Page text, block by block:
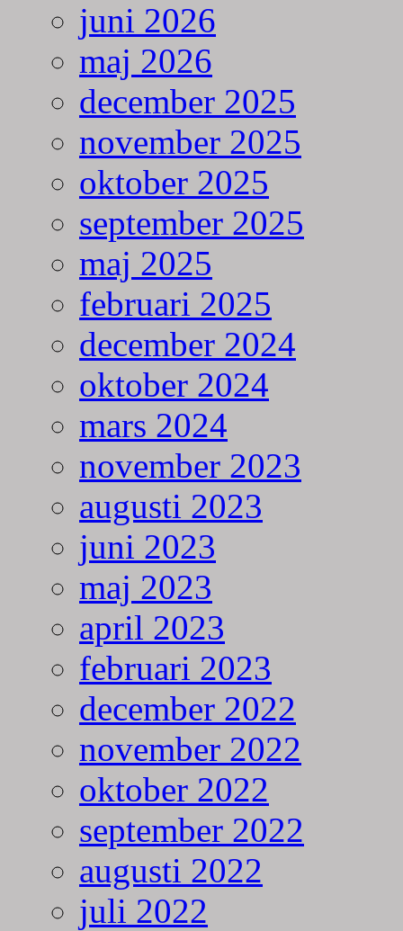
juni 2026
maj 2026
december 2025
november 2025
oktober 2025
september 2025
maj 2025
februari 2025
december 2024
oktober 2024
mars 2024
november 2023
augusti 2023
juni 2023
maj 2023
april 2023
februari 2023
december 2022
november 2022
oktober 2022
september 2022
augusti 2022
juli 2022